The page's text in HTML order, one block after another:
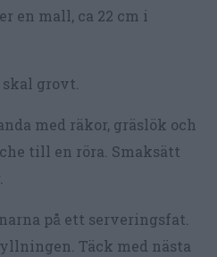
en mall, ca 22 cm i
grovt.
med räkor, gräslök och
till en röra. Smaksätt
på ett serveringsfat.
Täck med nästa